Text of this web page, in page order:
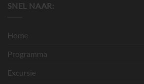
SNEL NAAR:
Home
Programma
Excursie